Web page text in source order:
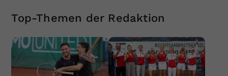
Top-Themen der Redaktion